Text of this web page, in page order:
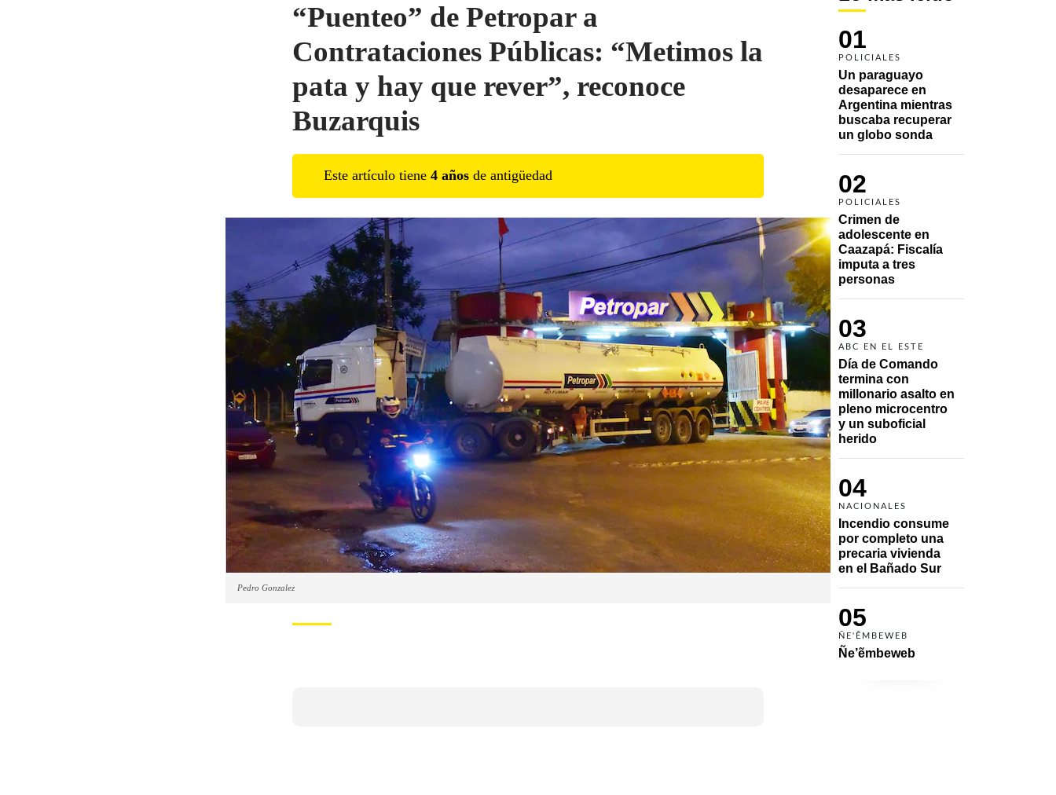
01
POLICIALES
Un paraguayo
desaparece en
Argentina mientras
buscaba recuperar
un globo sonda
02
POLICIALES
Crimen de
adolescente en
Caazapá: Fiscalía
imputa a tres
personas
03
ABC EN EL ESTE
Día de Comando
termina con
millonario asalto en
pleno microcentro
y un suboficial
herido
04
NACIONALES
Incendio consume
por completo una
precaria vivienda
en el Bañado Sur
05
ÑE'ẼMBEWEB
Ñe’ẽmbeweb
“Puenteo” de Petropar a
Contrataciones Públicas: “Metimos la
pata y hay que rever”, reconoce
Buzarquis
Este artículo tiene 4 años de antigüedad
Pedro Gonzalez